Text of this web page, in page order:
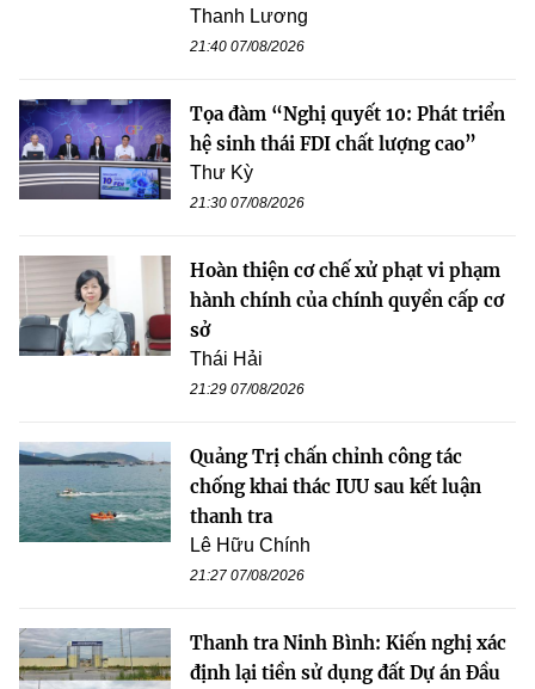
Thanh Lương
21:40 07/08/2026
Tọa đàm “Nghị quyết 10: Phát triển
hệ sinh thái FDI chất lượng cao”
Thư Kỳ
21:30 07/08/2026
Hoàn thiện cơ chế xử phạt vi phạm
hành chính của chính quyền cấp cơ
sở
Thái Hải
21:29 07/08/2026
Quảng Trị chấn chỉnh công tác
chống khai thác IUU sau kết luận
thanh tra
Lê Hữu Chính
21:27 07/08/2026
Thanh tra Ninh Bình: Kiến nghị xác
định lại tiền sử dụng đất Dự án Đầu